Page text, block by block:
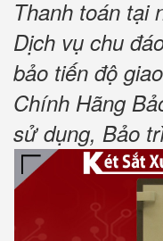
Thanh toán tại
Dịch vụ chu
bảo tiến độ
Chính Hãng
sử dụng, Bảo